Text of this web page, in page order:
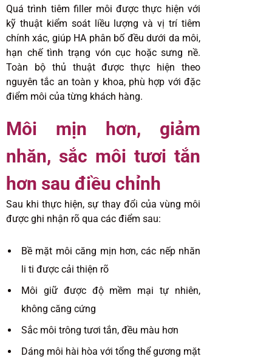
Quá trình tiêm filler môi được thực hiện với
kỹ thuật kiểm soát liều lượng và vị trí tiêm
chính xác, giúp HA phân bố đều dưới da môi,
hạn chế tình trạng vón cục hoặc sưng nề.
Toàn bộ thủ thuật được thực hiện theo
nguyên tắc an toàn y khoa, phù hợp với đặc
điểm môi của từng khách hàng.
Môi mịn hơn, giảm
nhăn, sắc môi tươi tắn
hơn sau điều chỉnh
Sau khi thực hiện, sự thay đổi của vùng môi
được ghi nhận rõ qua các điểm sau:
Bề mặt môi căng mịn hơn, các nếp nhăn
li ti được cải thiện rõ
Môi giữ được độ mềm mại tự nhiên,
không căng cứng
Sắc môi trông tươi tắn, đều màu hơn
Dáng môi hài hòa với tổng thể gương mặt